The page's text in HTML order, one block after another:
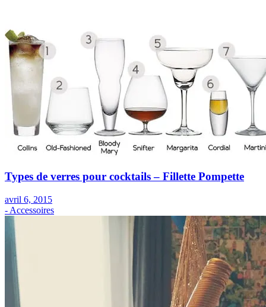
Types de verres pour cocktails – Fillette Pompette
avril 6, 2015
- Accessoires